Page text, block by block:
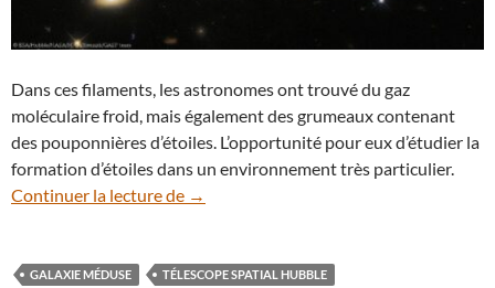
Dans ces filaments, les astronomes ont trouvé du gaz
moléculaire froid, mais également des grumeaux contenant
des pouponnières d’étoiles. L’opportunité pour eux d’étudier la
formation d’étoiles dans un environnement très particulier.
Continuer la lecture de
Hubble photographie une galaxie
→
GALAXIE MÉDUSE TÉLESCOPE SPATIAL HUBBLE